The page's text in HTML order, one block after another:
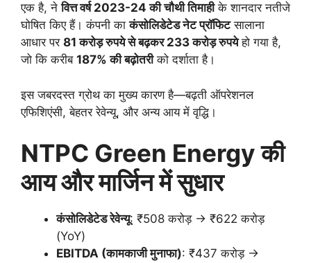
एक है, नेवित्त वर्ष 2023-24 की चौथी तिमाहीके शानदार नतीजे
घोषित किए हैं। कंपनी काकंसोलिडेटेड नेट प्रॉफिटसालाना
आधार पर 81 करोड़ रुपये से बढ़कर 233 करोड़ रुपयेहो गया है,
जो कि करीब 187% की बढ़ोतरीको दर्शाता है।
इस जबरदस्त ग्रोथ का मुख्य कारण है—बढ़ती ऑपरेशनल
एफिशिएंसी, बेहतर रेवेन्यू, और अन्य आय में वृद्धि।
NTPC Green Energy की
आय और मार्जिन में सुधार
कंसोलिडेटेड रेवेन्यू: ₹508 करोड़ → ₹622 करोड़
(YoY)
EBITDA (कामकाजी मुनाफा): ₹437 करोड़ →